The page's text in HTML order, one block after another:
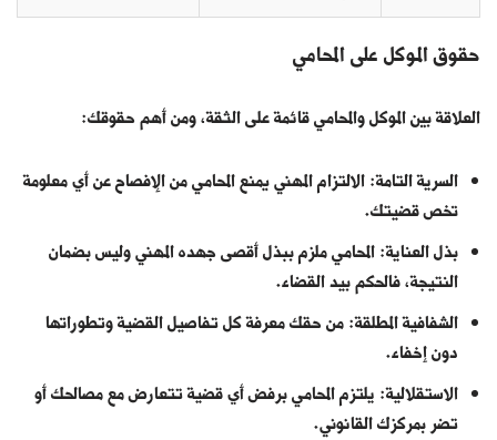
حقوق الموكل على المحامي
العلاقة بين الموكل والمحامي قائمة على الثقة، ومن أهم حقوقك:
السرية التامة: الالتزام المهني يمنع المحامي من الإفصاح عن أي معلومة
تخص قضيتك.
بذل العناية: المحامي ملزم ببذل أقصى جهده المهني وليس بضمان
النتيجة، فالحكم بيد القضاء.
الشفافية المطلقة: من حقك معرفة كل تفاصيل القضية وتطوراتها
دون إخفاء.
الاستقلالية: يلتزم المحامي برفض أي قضية تتعارض مع مصالحك أو
تضر بمركزك القانوني.